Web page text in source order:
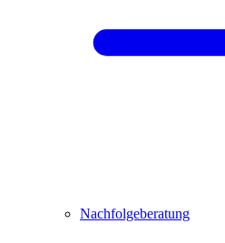
Nachfolgeberatung